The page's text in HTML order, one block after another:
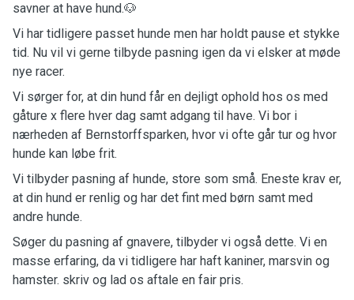
savner at have hund.🐶
Vi har tidligere passet hunde men har holdt pause et stykke
tid. Nu vil vi gerne tilbyde pasning igen da vi elsker at møde
nye racer.
Vi sørger for, at din hund får en dejligt ophold hos os med
gåture x flere hver dag samt adgang til have. Vi bor i
nærheden af Bernstorffsparken, hvor vi ofte går tur og hvor
hunde kan løbe frit.
Vi tilbyder pasning af hunde, store som små. Eneste krav er,
at din hund er renlig og har det fint med børn samt med
andre hunde.
Søger du pasning af gnavere, tilbyder vi også dette. Vi en
masse erfaring, da vi tidligere har haft kaniner, marsvin og
hamster. ￼skriv og lad os aftale en fair pris.